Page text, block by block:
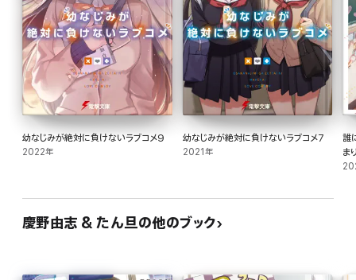
幼なじみが絶対に負けないラブコメ9
2022年
幼なじみが絶対に負けないラブコメ7
2021年
誰
ま
き
慶野由志 & たん旦の他のブック